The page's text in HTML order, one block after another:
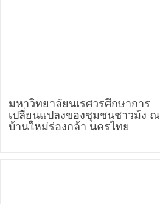
มหาวิทยาลัยนเรศวรศึกษาการ
เปลี่ยนแปลงของชุมชนชาวม้ง ณ
บ้านใหม่ร่องกล้า นครไทย